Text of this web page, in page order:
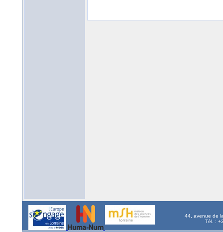
44, avenue de
Tél. :